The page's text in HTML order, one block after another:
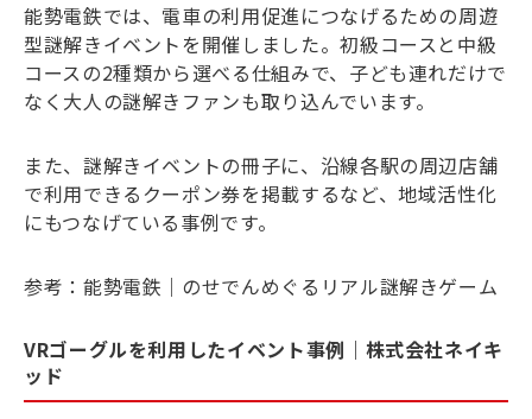
能勢電鉄では、電車の利用促進につなげるための周遊
型謎解きイベントを開催しました。初級コースと中級
コースの2種類から選べる仕組みで、子ども連れだけで
なく大人の謎解きファンも取り込んでいます。
また、謎解きイベントの冊子に、沿線各駅の周辺店舗
で利用できるクーポン券を掲載するなど、地域活性化
にもつなげている事例です。
参考： 能勢電鉄｜のせでんめぐるリアル謎解きゲーム
VRゴーグルを利用したイベント事例｜株式会社ネイキ
ッド